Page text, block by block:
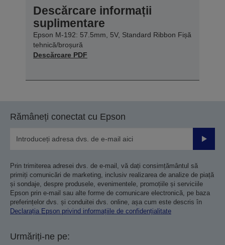
Descărcare informații
suplimentare
Epson M-192: 57.5mm, 5V, Standard Ribbon Fișă
tehnică/broșură
Descărcare PDF
Rămâneți conectat cu Epson
Prin trimiterea adresei dvs. de e-mail, vă dați consimțământul să
primiți comunicări de marketing, inclusiv realizarea de analize de piață
și sondaje, despre produsele, evenimentele, promoțiile și serviciile
Epson prin e-mail sau alte forme de comunicare electronică, pe baza
preferințelor dvs. și conduitei dvs. online, așa cum este descris în
Declarația Epson privind informațiile de confidențialitate
Urmăriți-ne pe: